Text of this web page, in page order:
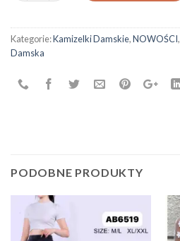
Kategorie:Kamizelki Damskie,NOWOŚCI,
Damska
PODOBNE PRODUKTY